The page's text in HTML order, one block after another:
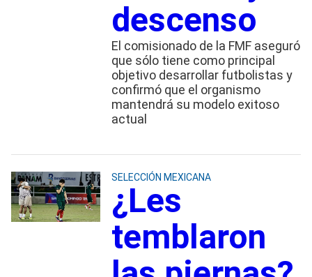
descenso
El comisionado de la FMF aseguró
que sólo tiene como principal
objetivo desarrollar futbolistas y
confirmó que el organismo
mantendrá su modelo exitoso
actual
SELECCIÓN MEXICANA
¿Les
temblaron